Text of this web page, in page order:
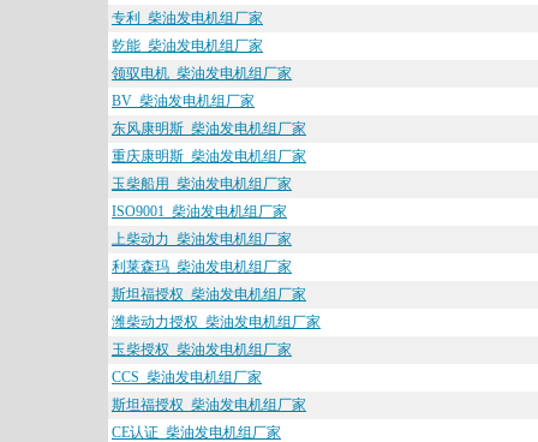
专利_柴油发电机组厂家
乾能_柴油发电机组厂家
领驭电机_柴油发电机组厂家
BV_柴油发电机组厂家
东风康明斯_柴油发电机组厂家
重庆康明斯_柴油发电机组厂家
玉柴船用_柴油发电机组厂家
ISO9001_柴油发电机组厂家
上柴动力_柴油发电机组厂家
利莱森玛_柴油发电机组厂家
斯坦福授权_柴油发电机组厂家
潍柴动力授权_柴油发电机组厂家
玉柴授权_柴油发电机组厂家
CCS_柴油发电机组厂家
斯坦福授权_柴油发电机组厂家
CE认证_柴油发电机组厂家